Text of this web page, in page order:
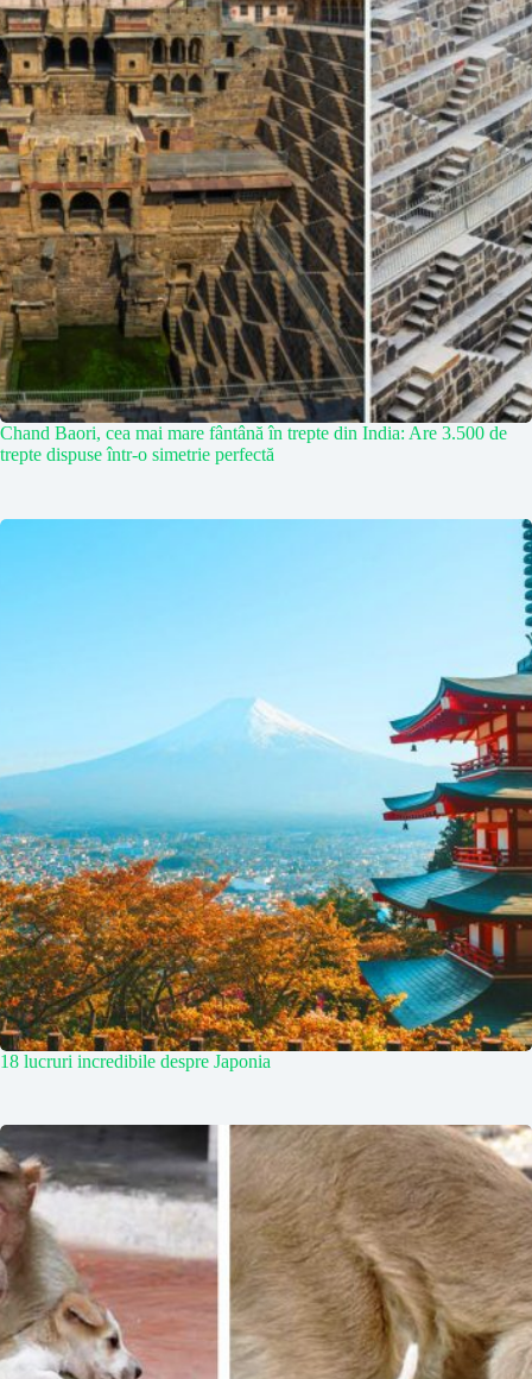
Chand Baori, cea mai mare fântână în trepte din India: Are 3.500 de
trepte dispuse într-o simetrie perfectă
18 lucruri incredibile despre Japonia